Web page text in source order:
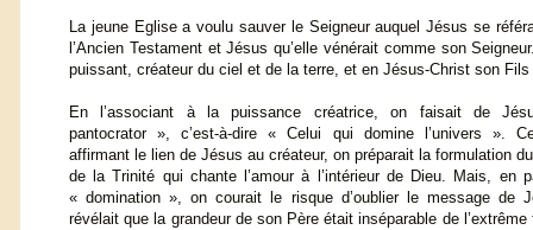
La jeune Eglise a voulu sauver le Seigneur auquel Jésus se
l’Ancien Testament et Jésus qu’elle vénérait comme son
puissant, créateur du ciel et de la terre, et en Jésus-Christ son Fils
En l’associant à la puissance créatrice, on faisait de
pantocrator », c’est-à-dire « Celui qui domine l’univers ».
affirmant le lien de Jésus au créateur, on préparait la formulation
de la Trinité qui chante l’amour à l’intérieur de Dieu. Mais, en
« domination », on courait le risque d’oublier le message de
révélait que la grandeur de son Père était inséparable de l’extrême